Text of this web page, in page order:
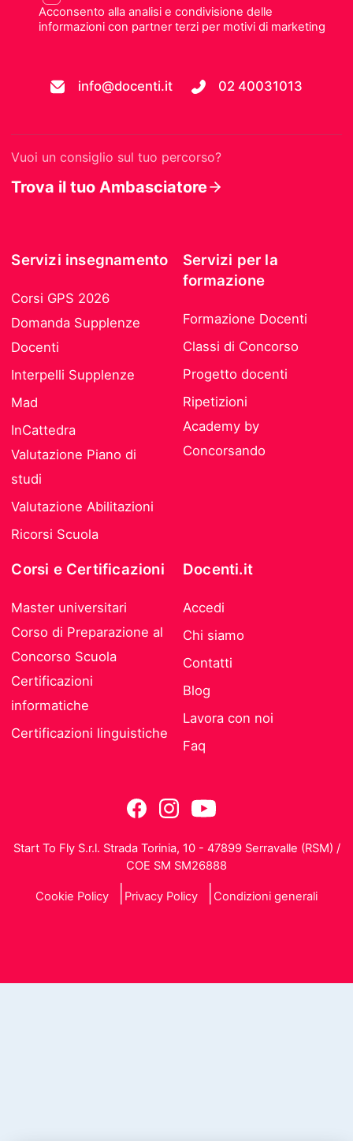
Acconsento alla analisi e condivisione delle
informazioni con partner terzi per motivi di marketing
info@docenti.it 02 40031013
Vuoi un consiglio sul tuo percorso?
Trova il tuo Ambasciatore
Servizi insegnamento
Corsi GPS 2026
Domanda Supplenze
Docenti
Interpelli Supplenze
Mad
InCattedra
Valutazione Piano di
studi
Valutazione Abilitazioni
Ricorsi Scuola
Servizi per la
formazione
Formazione Docenti
Classi di Concorso
Progetto docenti
Ripetizioni
Academy by
Concorsando
Corsi e Certificazioni
Master universitari
Corso di Preparazione al
Concorso Scuola
Certificazioni
informatiche
Certificazioni linguistiche
Docenti.it
Accedi
Chi siamo
Contatti
Blog
Lavora con noi
Faq
Start To Fly S.r.l. Strada Torinia, 10 - 47899 Serravalle (RSM) /
COE SM SM26888
Cookie Policy Privacy Policy Condizioni generali